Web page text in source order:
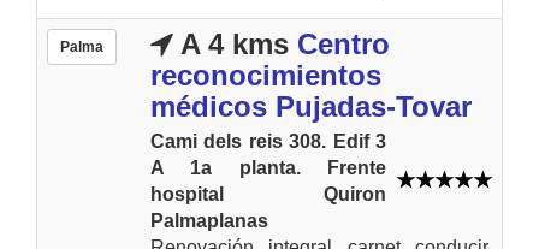
Palma A 4 kms Centro
reconocimientos
médicos Pujadas-Tovar
Cami dels reis 308. Edif 3
A 1a planta. Frente
hospital Quiron
Palmaplanas